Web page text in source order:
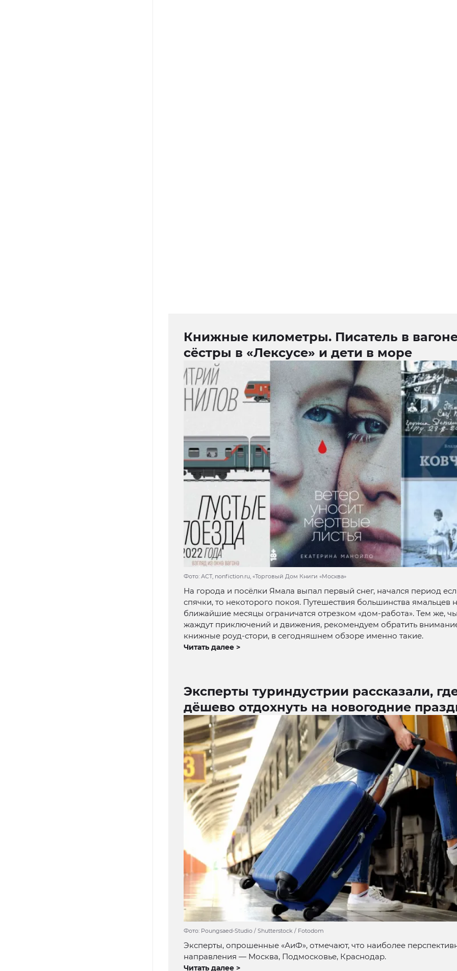
Книжные километры. Писатель в
сёстры в «Лексусе» и дети в море
Фото: АСТ, nonfiction.ru, «Торговый Дом Книги «Москва»
На города и посёлки Ямала выпал первый снег, начался период
спячки, то некоторого покоя. Путешествия большинства ямальцев
ближайшие месяцы ограничатся отрезком «дом-работа». Тем же,
жаждут приключений и движения, рекомендуем обратить
книжные роуд-стори, в сегодняшнем обзоре именно такие.
Читать далее >
Эксперты туриндустрии рассказали,
дёшево отдохнуть на новогодние
Фото: Poungsaed-Studio / Shutterstock / Fotodom
Эксперты, опрошенные «АиФ», отмечают, что наиболее
направления — Москва, Подмосковье, Краснодар.
Читать далее >